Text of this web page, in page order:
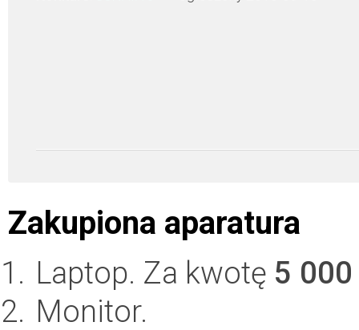
Zakupiona aparatura
Laptop. Za kwotę 5
Monitor.